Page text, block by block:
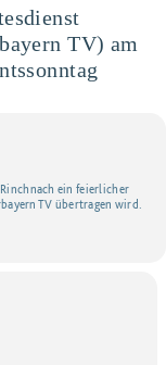
TV) am
ein feierlicher
TV übertragen wird.